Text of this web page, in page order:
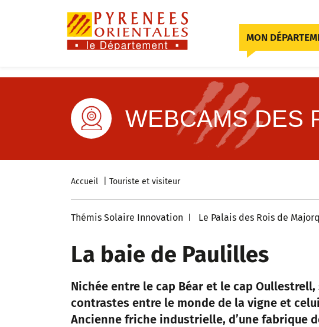
MON
WEBCAMSDES
Accueil Touriste et visiteur
Thémis Solaire Innovation Le Palais des Rois de
La baie de Paulilles
Nichée entre le cap Béar et le cap
contrastes entre le monde de la vigne et
Ancienne friche industrielle, d’une fabrique